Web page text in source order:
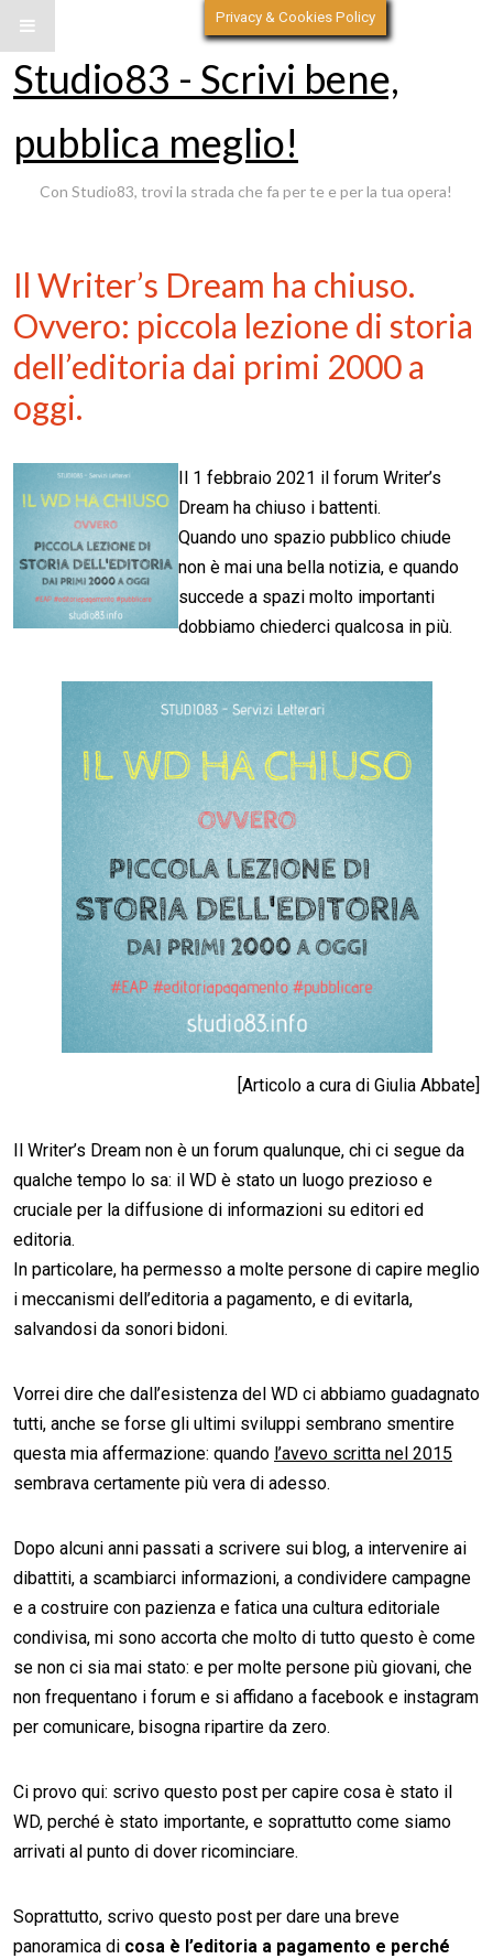
Studio83 - Scrivi bene,
pubblica meglio!
Con Studio83, trovi la strada che fa per te e per la tua opera!
Il Writer’s Dream ha chiuso.
Ovvero: piccola lezione di storia
dell’editoria dai primi 2000 a
oggi.
Il 1 febbraio 2021 il forum Writer’s
Dream ha chiuso i battenti.
Quando uno spazio pubblico chiude
non è mai una bella notizia, e quando
succede a spazi molto importanti
dobbiamo chiederci qualcosa in più.
[Articolo a cura di Giulia Abbate]
Il Writer’s Dream non è un forum qualunque, chi ci segue da
qualche tempo lo sa: il WD è stato un luogo prezioso e
cruciale per la diffusione di informazioni su editori ed
editoria.
In particolare, ha permesso a molte persone di capire meglio
i meccanismi dell’editoria a pagamento, e di evitarla,
salvandosi da sonori bidoni.
Vorrei dire che dall’esistenza del WD ci abbiamo guadagnato
tutti, anche se forse gli ultimi sviluppi sembrano smentire
questa mia affermazione: quando l’avevo scritta nel 2015
sembrava certamente più vera di adesso.
Dopo alcuni anni passati a scrivere sui blog, a intervenire ai
dibattiti, a scambiarci informazioni, a condividere campagne
e a costruire con pazienza e fatica una cultura editoriale
condivisa, mi sono accorta che molto di tutto questo è come
se non ci sia mai stato: e per molte persone più giovani, che
non frequentano i forum e si affidano a facebook e instagram
per comunicare, bisogna ripartire da zero.
Ci provo qui: scrivo questo post per capire cosa è stato il
WD, perché è stato importante, e soprattutto come siamo
arrivati al punto di dover ricominciare.
Soprattutto, scrivo questo post per dare una breve
panoramica di cosa è l’editoria a pagamento e perché
Privacy & Cookies Policy